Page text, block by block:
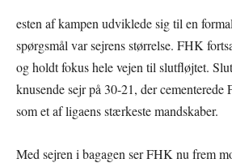
esten af kampen udviklede sig til en
spørgsmål var sejrens størrelse. FHK
og holdt fokus hele vejen til slutfløjtet.
knusende sejr på 30-21, der cementerede
som et af ligaens stærkeste mandskaber.
Med sejren i bagagen ser FHK nu frem